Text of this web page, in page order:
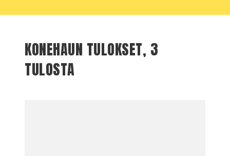
KONEHAUN TULOKSET, 3
TULOSTA